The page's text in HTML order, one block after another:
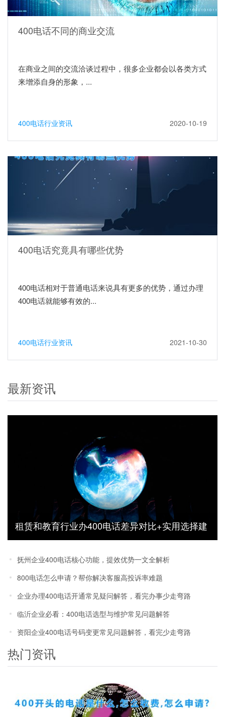
400电话不同的商业交流
在商业之间的交流洽谈过程中，很多企业都会以各类方式
来增添自身的形象，...
400电话行业资讯 2020-10-19
400电话究竟具有哪些优势
400电话相对于普通电话来说具有更多的优势，通过办理
400电话就能够有效的...
400电话行业资讯 2021-10-30
最新资讯
租赁和教育行业办400电话差异对比+实用选择建
议
抚州企业400电话核心功能，提效优势一文全解析
800电话怎么申请？帮你解决客服高投诉率难题
企业办理400电话开通常见疑问解答，看完办事少走弯路
临沂企业必看：400电话选型与维护常见问题解答
资阳企业400电话号码变更常见问题解答，看完少走弯路
热门资讯